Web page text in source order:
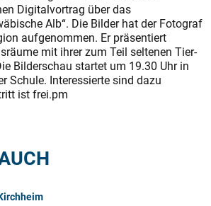
Digitalvortrag über das
Alb“. Die Bilder hat der Fotograf
aufgenommen. Er präsentiert
mit ihrer zum Teil seltenen Tier-
Bilderschau startet um 19.30 Uhr in
Schule. Interessierte sind dazu
ist frei.pm